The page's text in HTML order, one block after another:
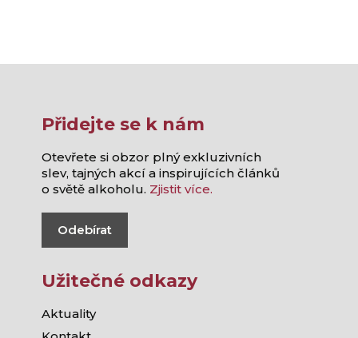
Přidejte se k nám
Otevřete si obzor plný exkluzivních
slev, tajných akcí a inspirujících článků
o světě alkoholu. Zjistit více.
Odebírat
Užitečné odkazy
Aktuality